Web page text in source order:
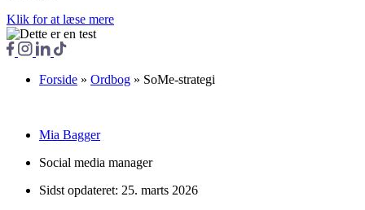
Klik for at læse mere
Forside » Ordbog » SoMe-strategi
Mia Bagger
Social media manager
Sidst opdateret: 25. marts 2026